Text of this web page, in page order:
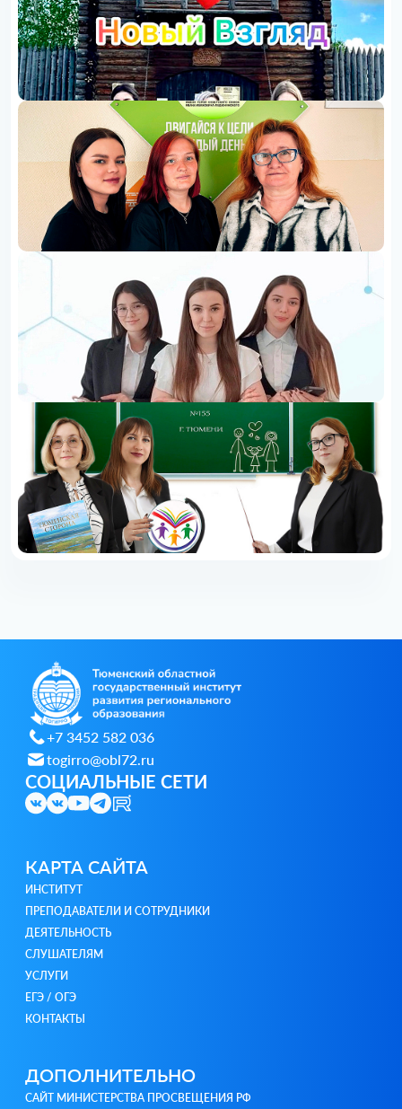
+7 3452 582 036
togirro@obl72.ru
СОЦИАЛЬНЫЕ СЕТИ
КАРТА САЙТА
ИНСТИТУТ
ПРЕПОДАВАТЕЛИ И СОТРУДНИКИ
ДЕЯТЕЛЬНОСТЬ
СЛУШАТЕЛЯМ
УСЛУГИ
ЕГЭ / ОГЭ
КОНТАКТЫ
ДОПОЛНИТЕЛЬНО
САЙТ МИНИСТЕРСТВА ПРОСВЕЩЕНИЯ РФ